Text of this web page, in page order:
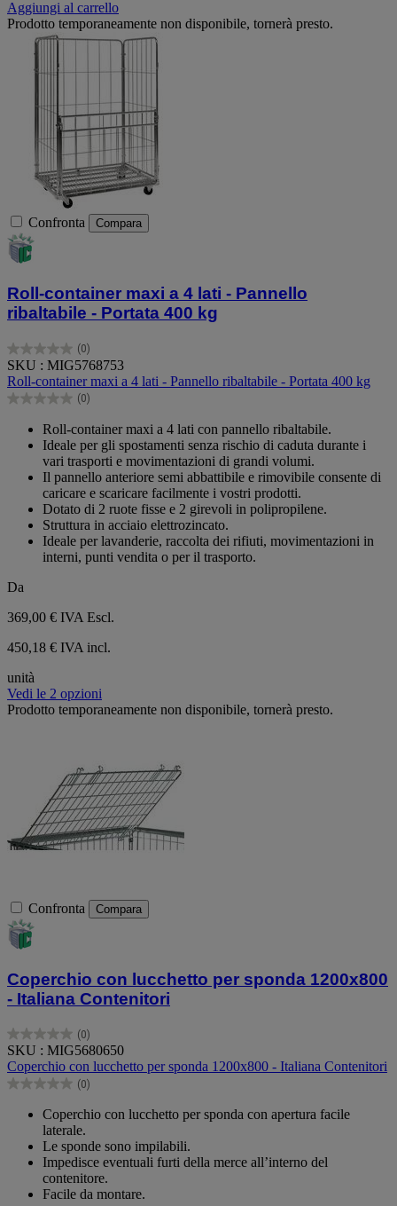
Aggiungi al carrello
Prodotto temporaneamente non disponibile, tornerà presto.
Confronta Compara
Roll-container maxi a 4 lati - Pannello
ribaltabile - Portata 400 kg
(0)
0.0
su
5
stelle.
SKU : MIG5768753
Roll-container maxi a 4 lati - Pannello ribaltabile - Portata 400 kg
(0)
0.0
stelle.
Roll-container maxi a 4 lati con pannello ribaltabile.
Ideale per gli spostamenti senza rischio di caduta durante i
vari trasporti e movimentazioni di grandi volumi.
Il pannello anteriore semi abbattibile e rimovibile consente di
caricare e scaricare facilmente i vostri prodotti.
Dotato di 2 ruote fisse e 2 girevoli in polipropilene.
Struttura in acciaio elettrozincato.
Ideale per lavanderie, raccolta dei rifiuti, movimentazioni in
interni, punti vendita o per il trasporto.
Da
369,00 € IVA Escl.
450,18 € IVA incl.
unità
Vedi le 2 opzioni
Prodotto temporaneamente non disponibile, tornerà presto.
Confronta Compara
Coperchio con lucchetto per sponda 1200x800
- Italiana Contenitori
(0)
0.0
su
5
stelle.
SKU : MIG5680650
Coperchio con lucchetto per sponda 1200x800 - Italiana Contenitori
(0)
0.0
Coperchio con lucchetto per sponda con apertura facile
laterale.
Le sponde sono impilabili.
Impedisce eventuali furti della merce all’interno del
contenitore.
Facile da montare.